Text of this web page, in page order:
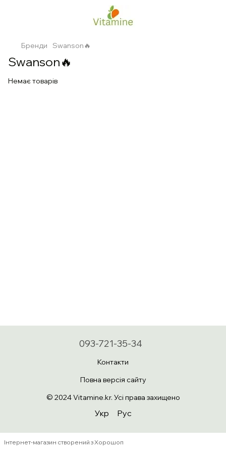
Бренди Swanson🔥
Swanson🔥
Немає товарів
093-721-35-34
Контакти
Повна версія сайту
© 2024 Vitamine.kr. Усі права захищено
Укр Рус
Інтернет-магазин створений з Хорошоп